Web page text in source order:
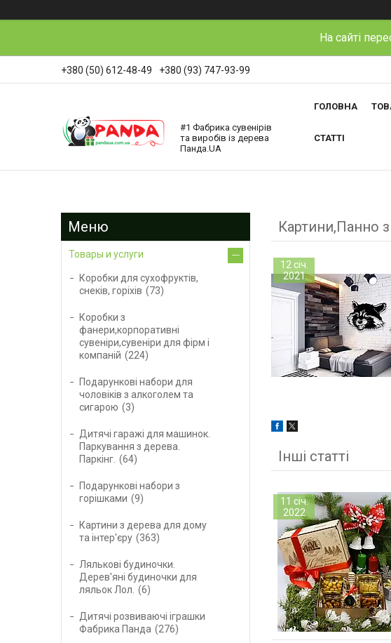
На сайті
+380 (50) 612-48-49 +380 (93) 747-93-99
#1 Фабрика сувенірів
та виробів із дерева
Панда.UA
ГОЛОВНА
СТАТТІ
Картини,Панно
12 січ.
2021
Інші статті
11 січ.
2022
Товары и услуги
Коробки для сухофруктів,
снеків, горіхів
73
Коробки з
фанери,корпоративні
сувеніри,сувеніри для фірм і
компаній
224
Подарункові набори для
чоловіків з алкоголем та
сигарою
3
Дитячі гаражі для машинок.
Паркування з дерева.
Паркінг.
64
Подарункові набори з
горішками
9
Картини з дерева для дому
та інтер'єру
363
Лялькові будиночки.
Дерев'яні будиночки для
ляльок Лол.
6
Дитячі розвиваючі іграшки
Фабрика Панда
276